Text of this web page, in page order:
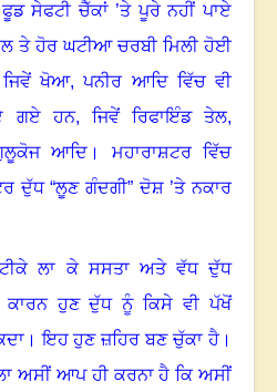
ਸੇਫਟੀ ਚੈੱਕਾਂ ’ਤੇ ਪੂਰੇ ਨਹੀਂ ਪਾਏ
ਤੇ ਹੋਰ ਘਟੀਆ ਚਰਬੀ ਮਿਲੀ ਹੋਈ
ਜਿਵੇਂ ਖੋਆ, ਪਨੀਰ ਆਦਿ ਵਿੱਚ ਵੀ
ਗਏ ਹਨ, ਜਿਵੇਂ ਰਿਫਾਇੰਡ ਤੇਲ,
ਆਦਿ । ਮਹਾਰਾਸ਼ਟਰ ਵਿੱਚ
ਦੁੱਧ “ਲੂਣ ਗੰਦਗੀ” ਦੋਸ਼ ’ਤੇ ਨਕਾਰ
ਲਾ ਕੇ ਸਸਤਾ ਅਤੇ ਵੱਧ ਦੁੱਧ
ਕਾਰਨ ਹੁਣ ਦੁੱਧ ਨੂੰ ਕਿਸੇ ਵੀ ਪੱਖੋਂ
ਇਹ ਹੁਣ ਜ਼ਹਿਰ ਬਣ ਚੁੱਕਾ ਹੈ ।
ਅਸੀਂ ਆਪ ਹੀ ਕਰਨਾ ਹੈ ਕਿ ਅਸੀਂ